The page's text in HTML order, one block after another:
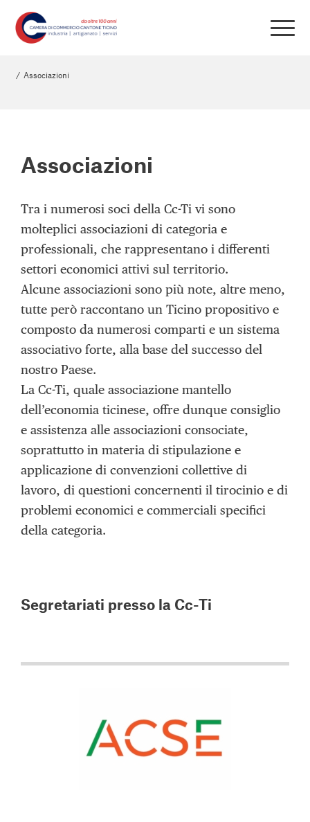
/ Associazioni
Associazioni
Tra i numerosi soci della Cc-Ti vi sono
molteplici associazioni di categoria e
professionali, che rappresentano i differenti
settori economici attivi sul territorio.
Alcune associazioni sono più note, altre meno,
tutte però raccontano un Ticino propositivo e
composto da numerosi comparti e un sistema
associativo forte, alla base del successo del
nostro Paese.
La Cc-Ti, quale associazione mantello
dell’economia ticinese, offre dunque consiglio
e assistenza alle associazioni consociate,
soprattutto in materia di stipulazione e
applicazione di convenzioni collettive di
lavoro, di questioni concernenti il tirocinio e di
problemi economici e commerciali specifici
della categoria.
Segretariati presso la Cc-Ti